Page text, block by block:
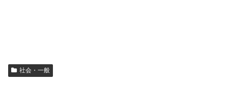
社会・一般